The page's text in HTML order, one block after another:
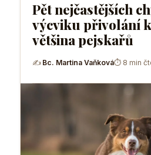
Pět nejčastějších
výcviku přivolání
většina pejskařů
✍ Bc. Martina Vaňková⏱ 8 min